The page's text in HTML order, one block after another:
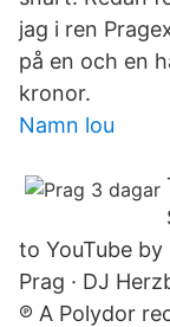
jag i ren
på en och en
kronor.
Namn lou
to YouTube by
Prag · DJ
℗ A Polydor